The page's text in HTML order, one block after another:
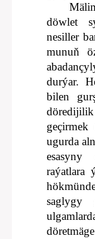
döwlet
nesiller
munuň
durýar.
bilen
ugurda
esasyny
raýatlara
saglygy